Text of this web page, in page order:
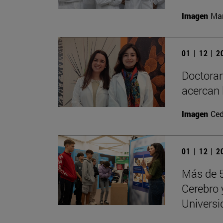
Imagen
01 | 12 |
Imagen
01 | 12 |
Más de
Cerebro